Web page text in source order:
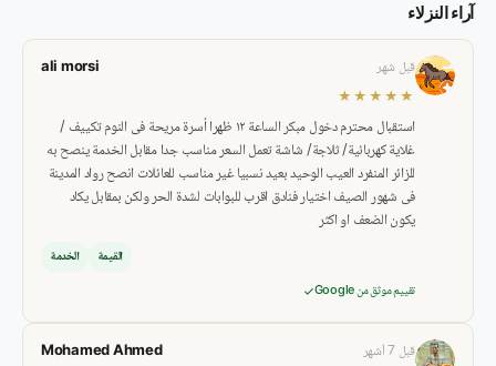
آراء النزلاء
ali morsi
قبل شهر
★★★★★
استقبال محترم دخول مبكر الساعة ١٢ ظهرا أسرة مريحة فى النوم تكييف /
غلاية كهربائية/ ثلاجة/ شاشة تعمل السعر مناسب جدا مقابل الخدمة ينصح به
للزائر المنفرد العيب الوحيد بعيد نسبيا غير مناسب للعائلات انصح رواد المدينة
فى شهور الصيف اختيار فنادق اقرب للبوابات لشدة الحر ولكن بمقابل يكاد
يكون الضعف او اكثر
الخدمة
القيمة
تقييم موثق من Google
Mohamed Ahmed
قبل 7 أشهر